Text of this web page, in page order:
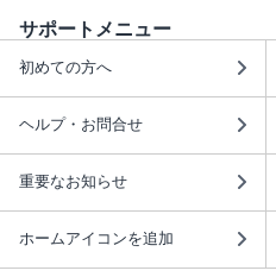
サポートメニュー
初めての方へ
ヘルプ・お問合せ
重要なお知らせ
ホームアイコンを追加